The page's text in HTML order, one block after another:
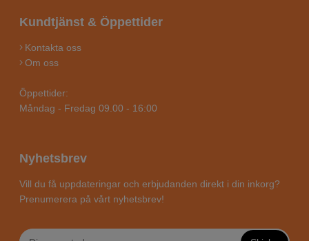
Kundtjänst & Öppettider
Kontakta oss
Om oss
Öppettider:
Måndag - Fredag 09.00 - 16:00
Nyhetsbrev
Vill du få uppdateringar och erbjudanden direkt i din inkorg?
Prenumerera på vårt nyhetsbrev!